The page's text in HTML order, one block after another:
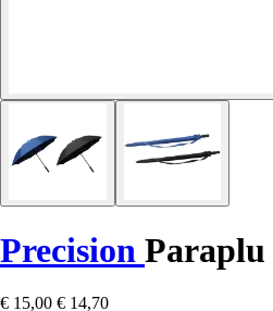
Precision Paraplu
€ 15,00 € 14,70